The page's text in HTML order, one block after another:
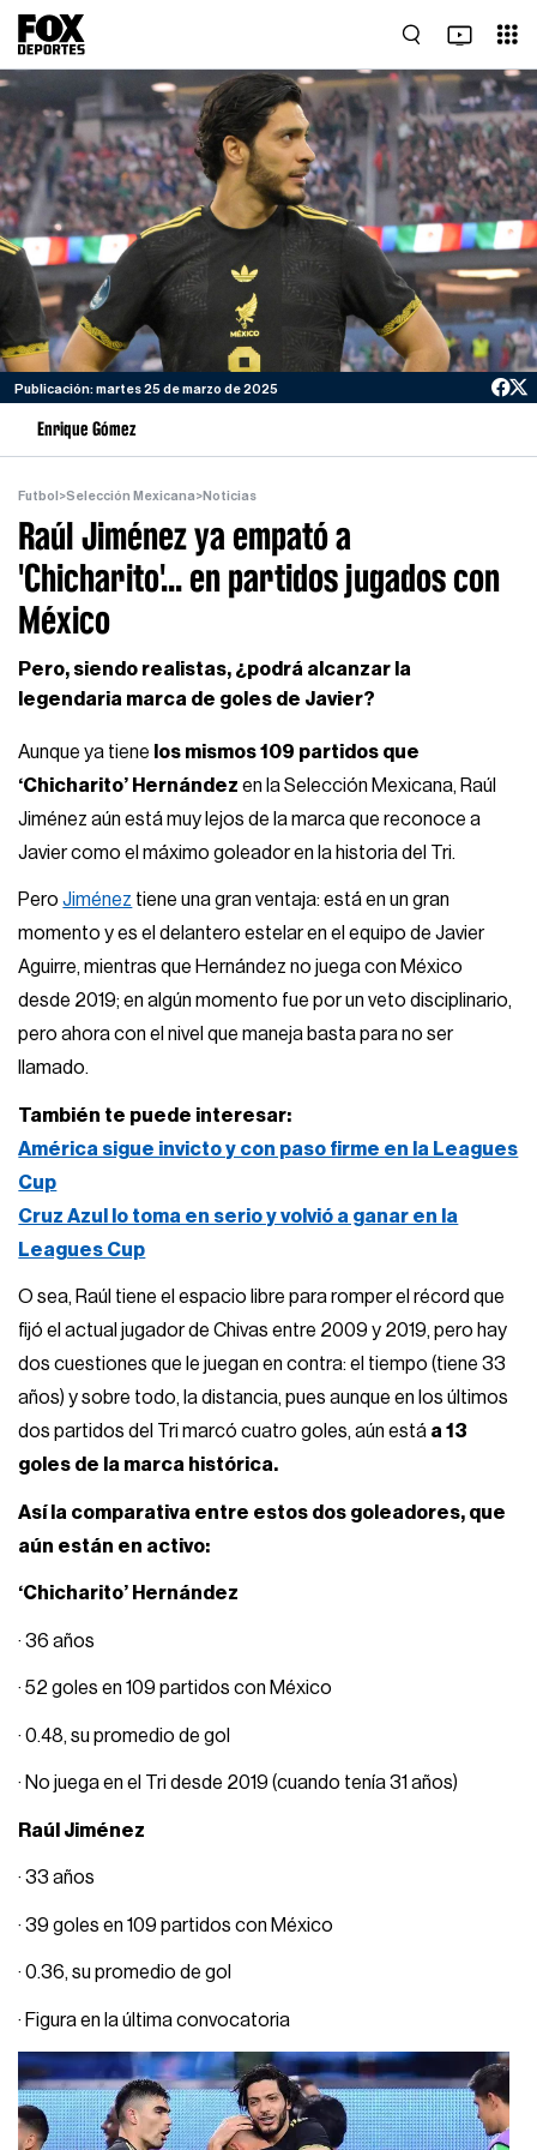
Publicación: martes 25 de marzo de 2025
Enrique Gómez
Futbol >Selección Mexicana>Noticias
Raúl Jiménez ya empató a
'Chicharito'... en partidos jugados con
México
Pero, siendo realistas, ¿podrá alcanzar la
legendaria marca de goles de Javier?
Aunque ya tiene los mismos 109 partidos que
‘Chicharito’ Hernándezen la Selección Mexicana, Raúl
Jiménez aún está muy lejos de la marca que reconoce a
Javier como el máximo goleador en la historia del Tri.
PeroJiménez tiene una gran ventaja: está en un gran
momento y es el delantero estelar en el equipo de Javier
Aguirre, mientras que Hernández no juega con México
desde 2019; en algún momento fue por un veto disciplinario,
pero ahora con el nivel que maneja basta para no ser
llamado.
También te puede interesar:
América sigue invicto y con paso firme en la Leagues
Cup
Cruz Azul lo toma en serio y volvió a ganar en la
Leagues Cup
O sea, Raúl tiene el espacio libre para romper el récord que
fijó el actual jugador de Chivas entre 2009 y 2019, pero hay
dos cuestiones que le juegan en contra: el tiempo (tiene 33
años) y sobre todo, la distancia, pues aunque en los últimos
dos partidos del Tri marcó cuatro goles, aún está a 13
goles de la marca histórica.
Así la comparativa entre estos dos goleadores, que
aún están en activo:
‘Chicharito’ Hernández
· 36 años
· 52 goles en 109 partidos con México
· 0.48, su promedio de gol
· No juega en el Tri desde 2019 (cuando tenía 31 años)
Raúl Jiménez
· 33 años
· 39 goles en 109 partidos con México
· 0.36, su promedio de gol
· Figura en la última convocatoria